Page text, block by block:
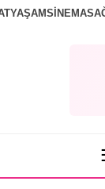
YAŞAMSİNEMA